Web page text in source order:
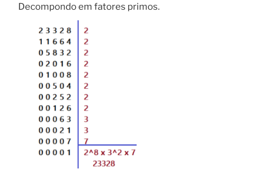
Decompondo em fatores primos.